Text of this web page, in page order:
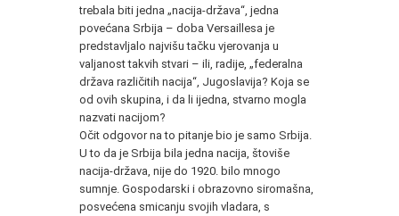
trebala biti jedna „nacija-država“, jedna
povećana Srbija – doba Versaillesa je
predstavljalo naj­višu tačku vjerovanja u
valjanost takvih stvari – ili, radije, „fede­ralna
država različitih nacija“, Jugoslavija? Koja se
od ovih sku­pina, i da li ijedna, stvarno mogla
nazvati nacijom?
Očit odgovor na to pitanje bio je samo Srbija.
U to da je Sr­bija bila jedna nacija, štoviše
nacija-država, nije do 1920. bilo mnogo
sumnje. Gospodarski i obrazovno siromašna,
posvećena smicanju svojih vladara, s